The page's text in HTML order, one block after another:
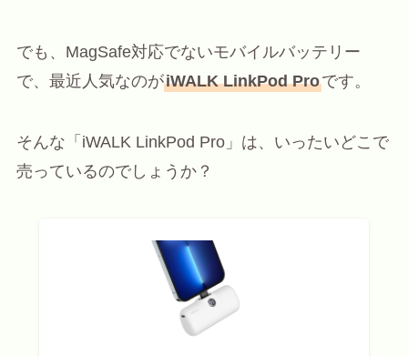
でも、MagSafe対応でないモバイルバッテリー
で、最近人気なのがiWALK LinkPod Proです。
そんな「iWALK LinkPod Pro」は、いったいどこで
売っているのでしょうか？